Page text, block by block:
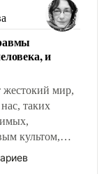
и
мир,
таких
культом,
и